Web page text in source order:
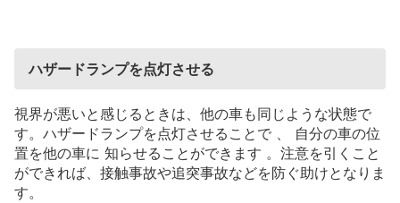
ハザードランプを点灯させる
視界が悪いと感じるときは、他の車も同じような状態で
す。ハザードランプを点灯させることで 、
自分の車の位
置を他の車に 知らせることができます 。注意を引くこと
ができれば、接触事故や追突事故などを防ぐ助けとなりま
す。